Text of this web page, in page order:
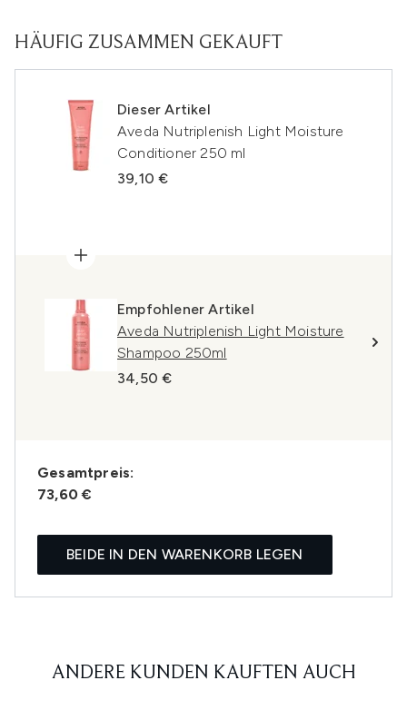
HÄUFIG ZUSAMMEN GEKAUFT
Dieser Artikel
Aveda Nutriplenish Light Moisture
Conditioner 250 ml
39,10 €
Empfohlener Artikel
Aveda Nutriplenish Light Moisture
Shampoo 250ml
34,50 €
Gesamtpreis:
73,60 €
BEIDE IN DEN WARENKORB LEGEN
ANDERE KUNDEN KAUFTEN AUCH